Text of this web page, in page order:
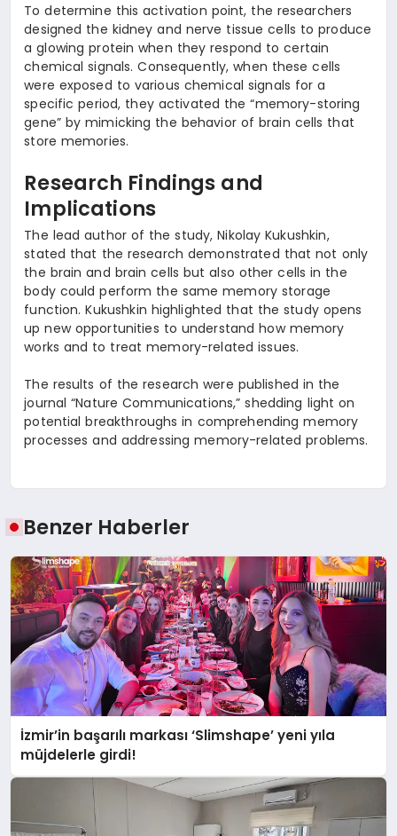
To determine this activation point, the researchers
designed the kidney and nerve tissue cells to produce
a glowing protein when they respond to certain
chemical signals. Consequently, when these cells
were exposed to various chemical signals for a
specific period, they activated the “memory-storing
gene” by mimicking the behavior of brain cells that
store memories.
Research Findings and
Implications
The lead author of the study, Nikolay Kukushkin,
stated that the research demonstrated that not only
the brain and brain cells but also other cells in the
body could perform the same memory storage
function. Kukushkin highlighted that the study opens
up new opportunities to understand how memory
works and to treat memory-related issues.
The results of the research were published in the
journal “Nature Communications,” shedding light on
potential breakthroughs in comprehending memory
processes and addressing memory-related problems.
Benzer Haberler
İzmir’in başarılı markası ‘Slimshape’ yeni yıla
müjdelerle girdi!